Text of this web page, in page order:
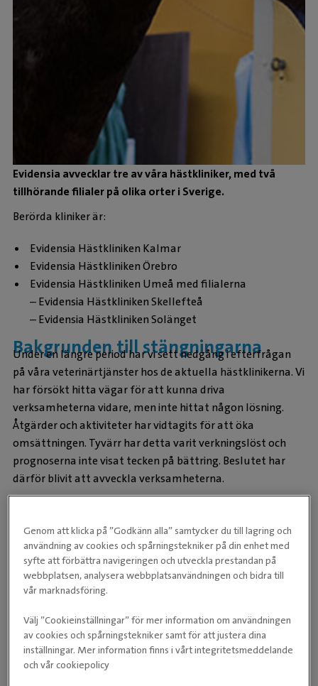
Evidensia avvecklar tre av våra hästkliniker, med två
tillhörande filialer på olika orter i Sverige.
Berörda kliniker är:
Evidensia Hästkliniken Kalmar
Evidensia Hästkliniken Örebro
Evidensia Hästkliniken Umeå med filialerna
– Evidensia Hästkliniken Skellefteå
– Evidensia Hästkliniken Solänget
Bakgrunden till stängningarna
Under en längre period har vi sett nedgång i efterfrågan
på våra veterinärtjänster hos de aktuella hästklinikerna. Vi
har försökt hitta vägar för att kunna driva
verksamheterna vidare, men inte hittat någon lösning.
Åtgärder och aktiviteter har vidtagits för att öka
omsättningen. Tyvärr har detta varit verkningslöst och
prognoserna inte visat tecken på bättring. Beslutet har
därför blivit att avveckla verksamheterna.
enheter. När vi tar det tunga beslutet att avveckla
baseras det på fakta och ekonomiska resultat som
uppvisar tydliga förluster över lång tid, åtgärderna är
med andra ord alltid välgrundade.
Situationen är alltid tråkig då det drabbar både våra
anställda och kunder.
Erbjudande och stöd till berörda
Genom att klicka på ”Godkänn alla” samtycker du till lagring och
användning av cookies och spårningstekniker på din enhet med
syfte att förbättra navigeringen och utveckla prestandan på
webbplatsen, analysera webbplatsanvändningen och bidra till
vår marknadsföring.
Välj ”Cookieinställningar” för mer information om användningen
av cookies och spårningstekniker samt för att justera dina
inställningar. Mer information finns i vårt integritetsmeddelande
och vår cookiepolicy